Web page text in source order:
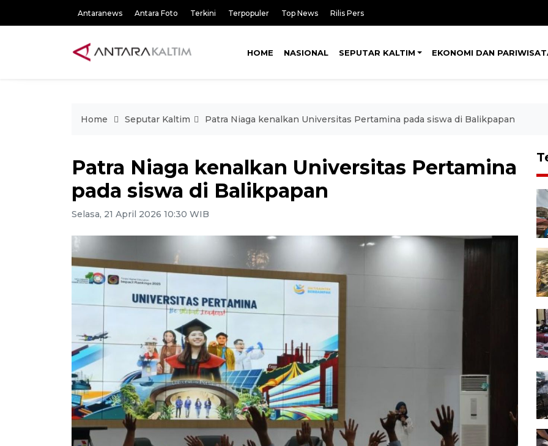
Antaranews Antara Foto Terkini Terpopuler Top News Rilis Pers
HOME NASIONAL SEPUTAR KALTIM EKONOMI DAN
Home Seputar Kaltim Patra Niaga kenalkan Universitas Pertamina pada siswa di Balikpapan
Patra Niaga kenalkan Universitas Pertamina
pada siswa di Balikpapan
Selasa, 21 April 2026 10:30 WIB